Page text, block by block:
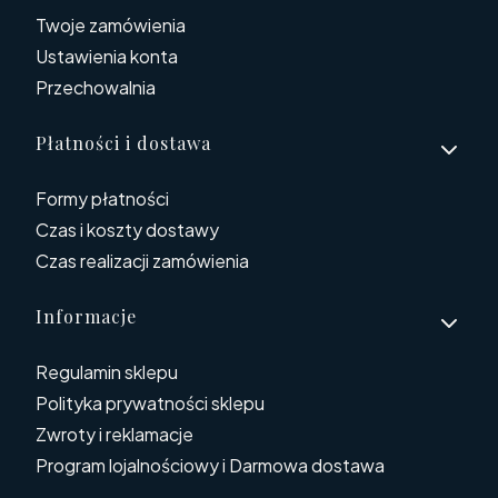
Twoje zamówienia
Ustawienia konta
Przechowalnia
Płatności i dostawa
Formy płatności
Czas i koszty dostawy
Czas realizacji zamówienia
Informacje
Regulamin sklepu
Polityka prywatności sklepu
Zwroty i reklamacje
Program lojalnościowy i Darmowa dostawa